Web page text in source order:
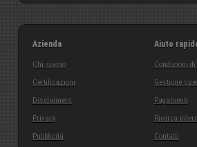
Azienda
Chi siamo
Certificazioni
Disclaimers
Privacy
Pubblicità
Aiuto
Condizioni di
Gestione
Pagamenti
Ricerca
Contatti